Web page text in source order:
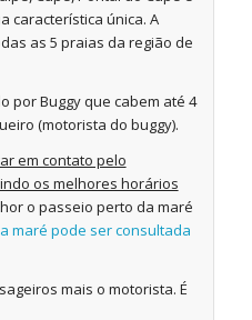
característica única. A
as 5 praias da região de
por Buggy que cabem até 4
(motorista do buggy).
em contato pelo
os melhores horários
o passeio perto da maré
maré pode ser consultada
mais o motorista. É